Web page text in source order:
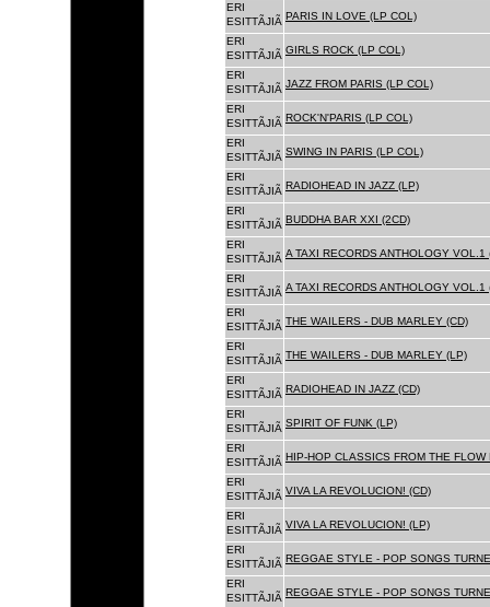
ERI
ESITTÃJIÃ PARIS IN LOVE (LP COL)
ERI
ESITTÃJIÃ GIRLS ROCK (LP COL)
ERI
ESITTÃJIÃ JAZZ FROM PARIS (LP COL)
ERI
ESITTÃJIÃ ROCK'N'PARIS (LP COL)
ERI
ESITTÃJIÃ SWING IN PARIS (LP COL)
ERI
ESITTÃJIÃ RADIOHEAD IN JAZZ (LP)
ERI
ESITTÃJIÃ BUDDHA BAR XXI (2CD)
ERI
ESITTÃJIÃ A TAXI RECORDS ANTHOLOGY VOL.1
ERI
ESITTÃJIÃ A TAXI RECORDS ANTHOLOGY VOL.1
ERI
ESITTÃJIÃ THE WAILERS - DUB MARLEY (CD)
ERI
ESITTÃJIÃ THE WAILERS - DUB MARLEY (LP)
ERI
ESITTÃJIÃ RADIOHEAD IN JAZZ (CD)
ERI
ESITTÃJIÃ SPIRIT OF FUNK (LP)
ERI
ESITTÃJIÃ HIP-HOP CLASSICS FROM THE FLOW
ERI
ESITTÃJIÃ VIVA LA REVOLUCION! (CD)
ERI
ESITTÃJIÃ VIVA LA REVOLUCION! (LP)
ERI
ESITTÃJIÃ REGGAE STYLE - POP SONGS
ERI
ESITTÃJIÃ REGGAE STYLE - POP SONGS